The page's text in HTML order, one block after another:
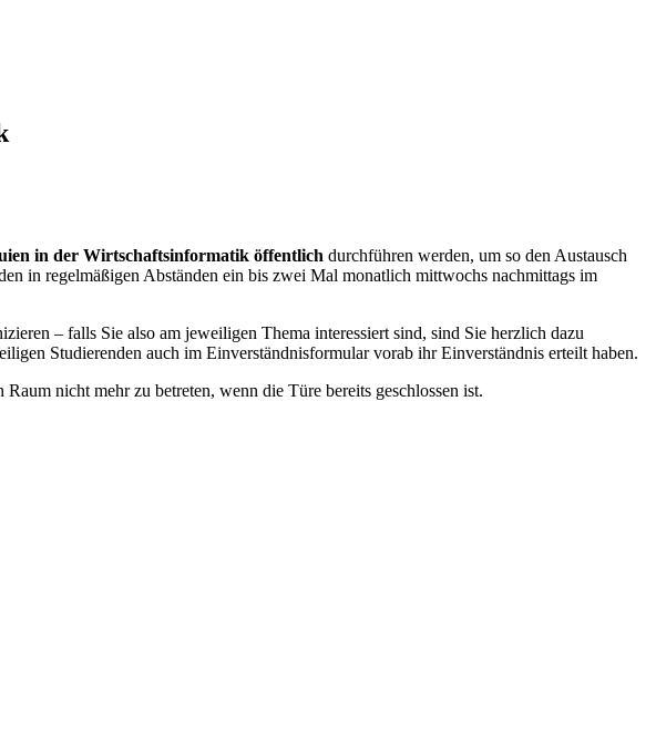
in der Wirtschaftsinformatik öffentlich durchführen werden, um so den Austausch
in regelmäßigen Abständen ein bis zwei Mal monatlich mittwochs nachmittags im
– falls Sie also am jeweiligen Thema interessiert sind, sind Sie herzlich dazu
Studierenden auch im Einverständnisformular vorab ihr Einverständnis erteilt haben.
nicht mehr zu betreten, wenn die Türe bereits geschlossen ist.